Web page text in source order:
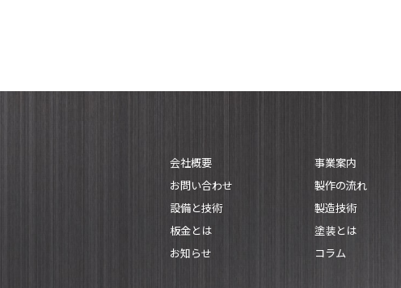
会社概要 事業案内
お問い合わせ
製作の流れ
設備と技術
製造技術
板金とは
塗装とは
お知らせ
コラム